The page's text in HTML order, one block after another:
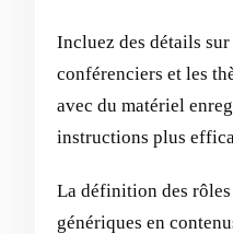
Incluez des détails
conférenciers et les
avec du matériel
instructions plus
La définition des
génériques en